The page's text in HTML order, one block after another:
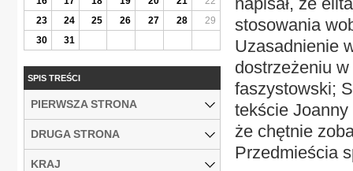
stosowania
Uzasadnienie
dostrzeżeniu
faszystowski;
tekście
że chętnie
Przedmieścia
23
24 25 26 27 28
29
30
31
SPIS TREŚCI
PIERWSZA STRONA
DRUGA STRONA
KRAJ